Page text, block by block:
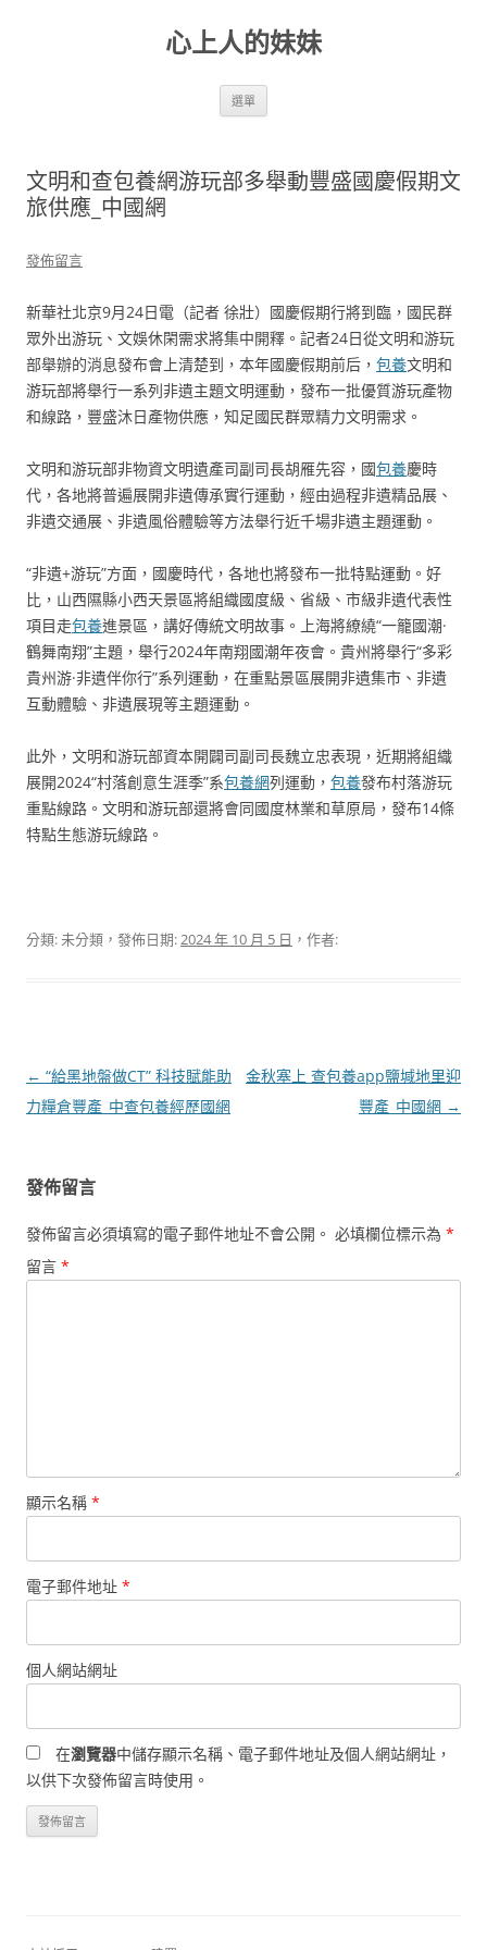
心上人的妹妹
選單
文明和查包養網游玩部多舉動豐盛國慶假期文
旅供應_中國網
發佈留言
新華社北京9月24日電（記者 徐壯）國慶假期行將到臨，國民群
眾外出游玩、文娛休閑需求將集中開釋。記者24日從文明和游玩
部舉辦的消息發布會上清楚到，本年國慶假期前后， 包養文明和
游玩部將舉行一系列非遺主題文明運動，發布一批優質游玩產物
和線路，豐盛沐日產物供應，知足國民群眾精力文明需求。
文明和游玩部非物資文明遺產司副司長胡雁先容，國包養慶時
代，各地將普遍展開非遺傳承實行運動，經由過程非遺精品展、
非遺交通展、非遺風俗體驗等方法舉行近千場非遺主題運動。
“非遺+游玩”方面，國慶時代，各地也將發布一批特點運動。好
比，山西隰縣小西天景區將組織國度級、省級、市級非遺代表性
項目走包養進景區，講好傳統文明故事。上海將繚繞“一籠國潮·
鶴舞南翔”主題，舉行2024年南翔國潮年夜會。貴州將舉行“多彩
貴州游·非遺伴你行”系列運動，在重點景區展開非遺集市、非遺
互動體驗、非遺展現等主題運動。
此外，文明和游玩部資本開闢司副司長魏立忠表現，近期將組織
展開2024“村落創意生涯季”系包養網列運動， 包養發布村落游玩
重點線路。文明和游玩部還將會同國度林業和草原局，發布14條
特點生態游玩線路。
分類: 未分類，發佈日期:2024 年 10 月 5 日 ，作者:
文
章
← “給黑地盤做CT” 科技賦能助
力糧倉豐產_中查包養經歷國網
金秋塞上 查包養app鹽堿地里迎
豐產_中國網 →
發佈留言
發佈留言必須填寫的電子郵件地址不會公開。 必填欄位標示為 *
留言 *
顯示名稱 *
電子郵件地址 *
個人網站網址
在瀏覽器中儲存顯示名稱、電子郵件地址及個人網站網址，
以供下次發佈留言時使用。